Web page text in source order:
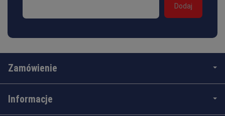
Zamówienie
Informacje